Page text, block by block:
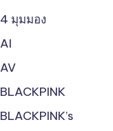
4 มุมมอง
AI
AV
BLACKPINK
BLACKPINK’s